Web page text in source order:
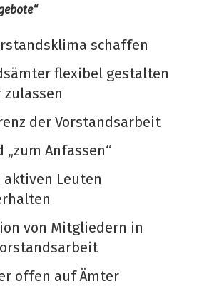
schaffen
flexibel gestalten
zulassen
der Vorstandsarbeit
„zum Anfassen“
aktiven Leuten
von Mitgliedern in
offen auf Ämter